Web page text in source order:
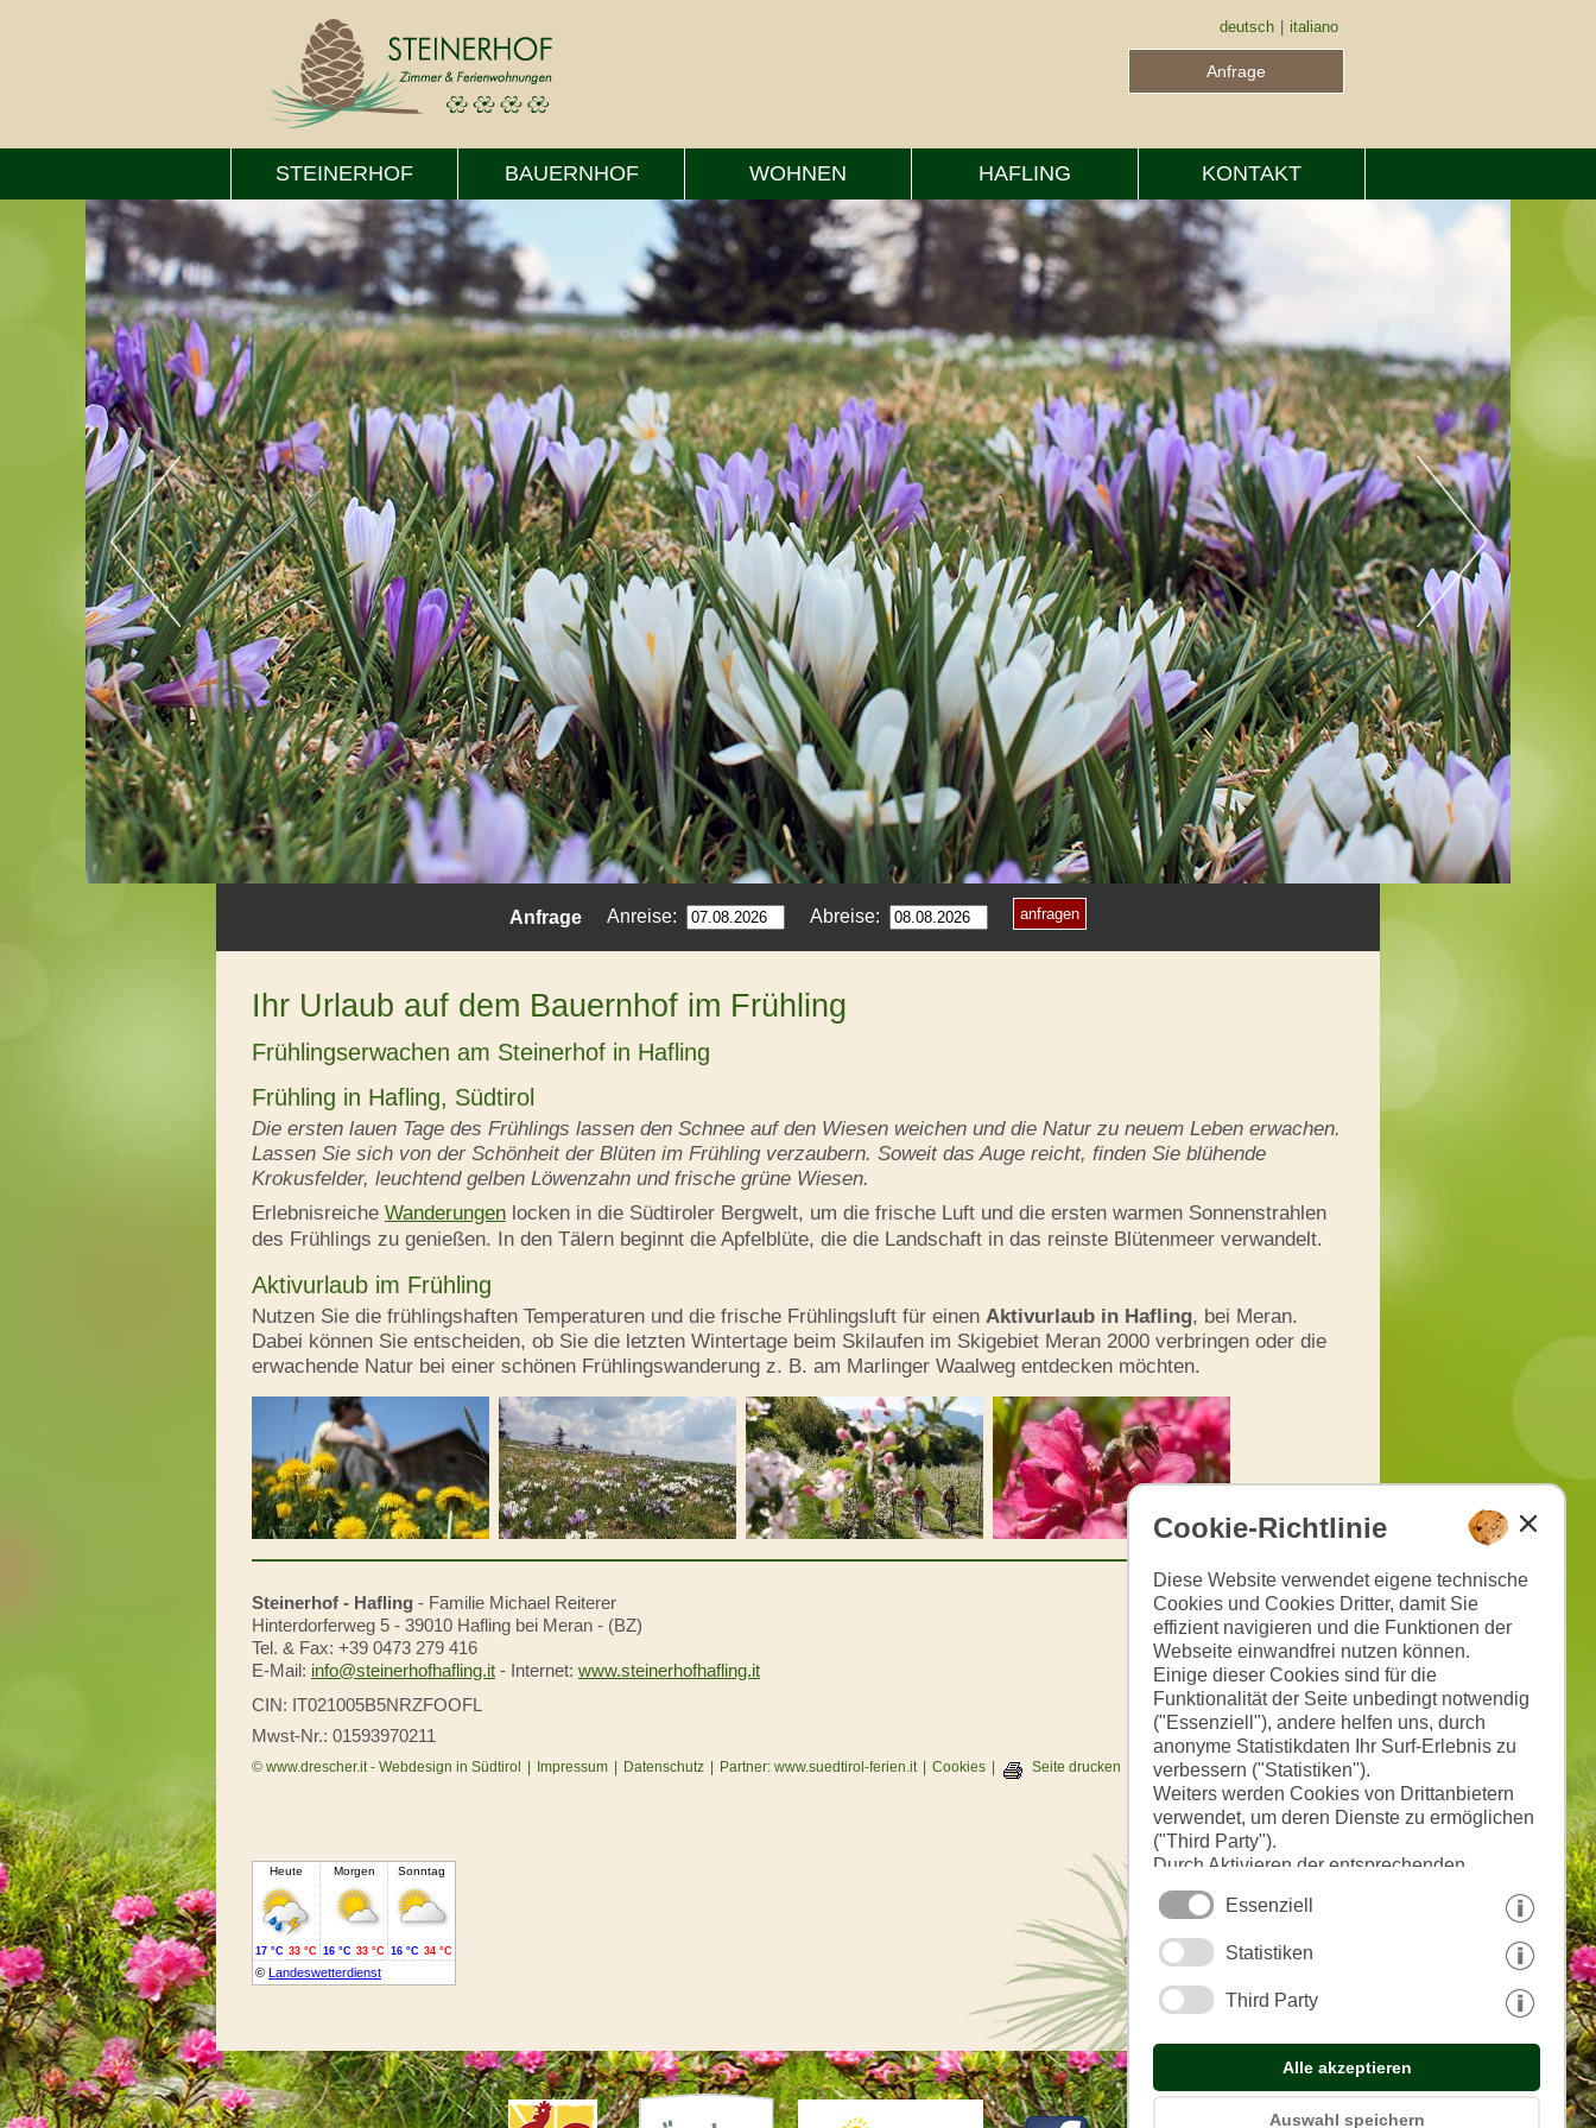
Cookie-Richtlinie
Diese Website verwendet eigene technische
Cookies und Cookies Dritter, damit Sie
effizient navigieren und die Funktionen der
Webseite einwandfrei nutzen können.
Einige dieser Cookies sind für die
Funktionalität der Seite unbedingt notwendig
("Essenziell"), andere helfen uns, durch
anonyme Statistikdaten Ihr Surf-Erlebnis zu
verbessern ("Statistiken").
Weiters werden Cookies von Drittanbietern
verwendet, um deren Dienste zu ermöglichen
("Third Party").
Durch Aktivieren der entsprechenden
Schaltflächen entscheiden Sie selbst, welche
Cookies zum Einsatz kommen.
Durch den Klick auf "Alle akzeptieren",
"Auswahl speichern" oder "Auswahl
ablehnen" erklären Sie, dass Sie den Einsatz
der ausgewählten Cookies erlauben.
widerrufen.
Essenziell
Statistiken
Third Party
Alle akzeptieren
Auswahl speichern
deutsch italiano
Anfrage
STEINERHOF BAUERNHOF WOHNEN HAFLING KONTAKT
Anfrage Anreise: Abreise:
Ihr Urlaub auf dem Bauernhof im Frühling
Frühlingserwachen am Steinerhof in Hafling
Frühling in Hafling, Südtirol
Die ersten lauen Tage des Frühlings lassen den Schnee auf den Wiesen weichen und die Natur zu neuem Leben erwachen.
Lassen Sie sich von der Schönheit der Blüten im Frühling verzaubern. Soweit das Auge reicht, finden Sie blühende
Krokusfelder, leuchtend gelben Löwenzahn und frische grüne Wiesen.
Erlebnisreiche Wanderungen locken in die Südtiroler Bergwelt, um die frische Luft und die ersten warmen Sonnenstrahlen
des Frühlings zu genießen. In den Tälern beginnt die Apfelblüte, die die Landschaft in das reinste Blütenmeer verwandelt.
Aktivurlaub im Frühling
Nutzen Sie die frühlingshaften Temperaturen und die frische Frühlingsluft für einen Aktivurlaub in Hafling, bei Meran.
Dabei können Sie entscheiden, ob Sie die letzten Wintertage beim Skilaufen im Skigebiet Meran 2000 verbringen oder die
erwachende Natur bei einer schönen Frühlingswanderung z. B. am Marlinger Waalweg entdecken möchten.
Steinerhof - Hafling - Familie Michael Reiterer
Hinterdorferweg 5 - 39010 Hafling bei Meran - (BZ)
Tel. & Fax: +39 0473 279 416
E-Mail: info@steinerhofhafling.it - Internet: www.steinerhofhafling.it
CIN: IT021005B5NRZFOOFL
Mwst-Nr.: 01593970211
© www.drescher.it - Webdesign in Südtirol Impressum Datenschutz Partner: www.suedtirol-ferien.it Cookies Seite drucken